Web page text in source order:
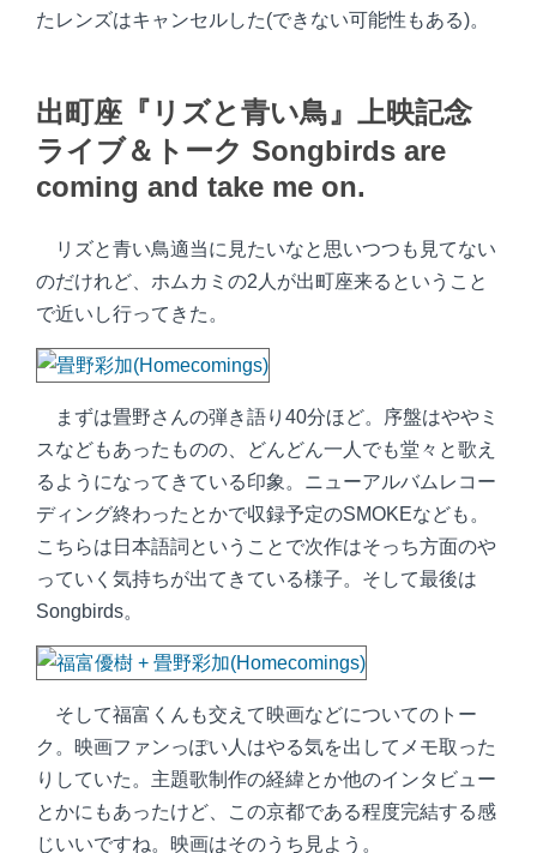
たレンズはキャンセルした(できない可能性もある)。
出町座『リズと青い鳥』上映記念
ライブ＆トーク Songbirds are
coming and take me on.
リズと青い鳥適当に見たいなと思いつつも見てない
のだけれど、ホムカミの2人が出町座来るということ
で近いし行ってきた。
まずは畳野さんの弾き語り40分ほど。序盤はややミ
スなどもあったものの、どんどん一人でも堂々と歌え
るようになってきている印象。ニューアルバムレコー
ディング終わったとかで収録予定のSMOKEなども。
こちらは日本語詞ということで次作はそっち方面のや
っていく気持ちが出てきている様子。そして最後は
Songbirds。
そして福富くんも交えて映画などについてのトー
ク。映画ファンっぽい人はやる気を出してメモ取った
りしていた。主題歌制作の経緯とか他のインタビュー
とかにもあったけど、この京都である程度完結する感
じいいですね。映画はそのうち見よう。